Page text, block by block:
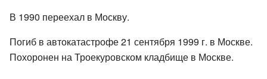
В 1990 переехал в Москву.
Погиб в автокатастрофе 21 сентября 1999 г. в Москве.
Похоронен на Троекуровском кладбище в Москве.